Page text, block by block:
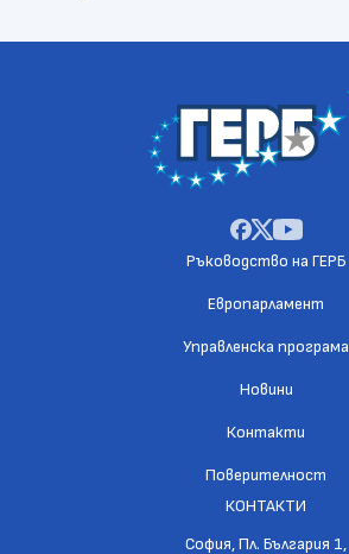
Ръководство на ГЕРБ
Европарламент
Управленска програма
Новини
Контакти
Поверителност
КОНТАКТИ
София, Пл. България 1,